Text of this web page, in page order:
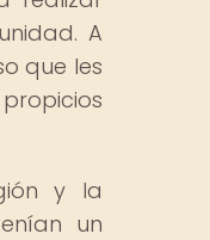
A
que les
y la
un